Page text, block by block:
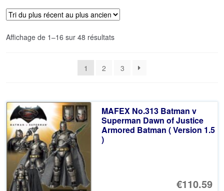
Affichage de 1–16 sur 48 résultatsTrié
récent
1 2 3
MAFEX No.313 Batman v
Superman Dawn of Justice
Armored Batman ( Version 1.5
)
€110.59